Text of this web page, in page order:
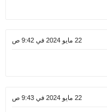
22 مايو 2024 في 9:42 ص
22 مايو 2024 في 9:43 ص